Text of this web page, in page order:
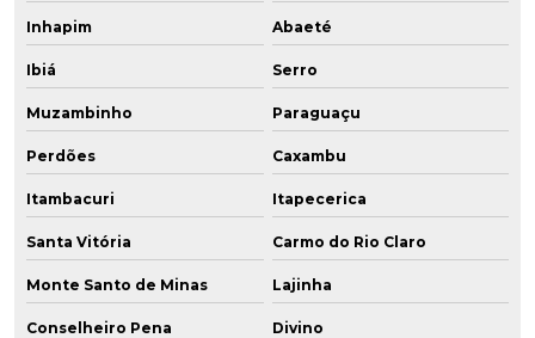
Inhapim Abaeté
Ibiá Serro
Muzambinho Paraguaçu
Perdões Caxambu
Itambacuri Itapecerica
Santa Vitória Carmo do Rio Claro
Monte Santo de Minas Lajinha
Conselheiro Pena Divino